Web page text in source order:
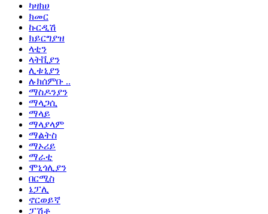
ካዛክሀ
ክመር
ኩርዲሽ
ክይርግያዝ
ላቲን
ላትቪያን
ሊቱኒያን
ሉክሰምቡ ..
ማስዶንያን
ማላጋሲ
ማላይ
ማላያላም
ማልትስ
ማኦሪይ
ማራቲ
ሞኒጎሊያን
በርሚስ
ኔፓሊ
ኖርወይኛ
ፓሽቶ